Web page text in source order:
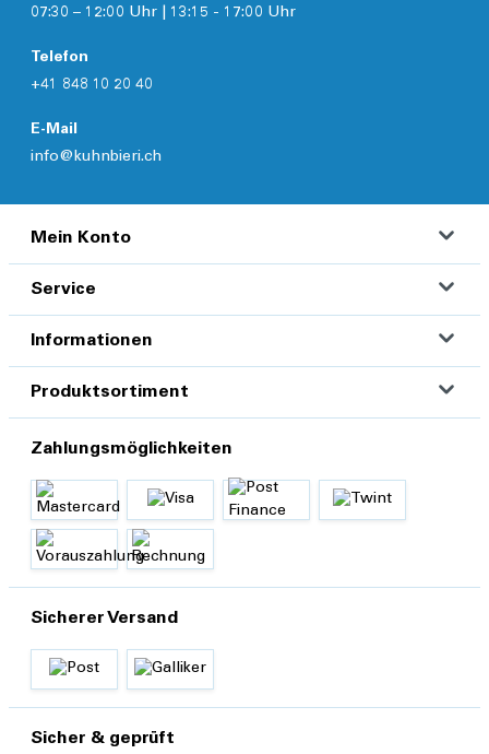
07:30 – 12:00 Uhr | 13:15 - 17:00 Uhr
Telefon
+41 848 10 20 40
E-Mail
info@kuhnbieri.ch
Mein Konto
Service
Informationen
Produktsortiment
Zahlungsmöglichkeiten
Sicherer Versand
Sicher & geprüft